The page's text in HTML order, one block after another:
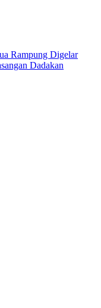
Rampung Digelar
Dadakan